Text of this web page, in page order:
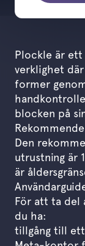
Plockle är
verklighet
former
blocken på
Den
utrustning är
är
För att ta del
du ha:
tillgång till ett